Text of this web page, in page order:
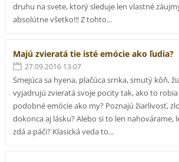
druhu na svete, ktorý sleduje len vlastné
absolútne všetko!!! Z tohto...
Majú zvieratá tie isté emócie ako ľudia?
27.09.2016 13:07
Smejúca sa hyena, plačúca srnka, smutý kôň,
vyjadrujú zvieratá svoje pocity tak, ako to
podobné emócie ako my? Poznajú žiarlivosť,
dokonca aj lásku? Alebo si to len nahovárame,
zdá a páči? Klasická veda to...